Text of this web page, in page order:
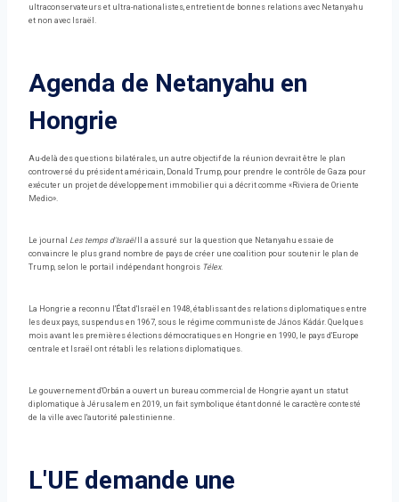
ultraconservateurs et ultra-nationalistes, entretient de bonnes relations avec Netanyahu
et non avec Israël.
Agenda de Netanyahu en
Hongrie
Au-delà des questions bilatérales, un autre objectif de la réunion devrait être le plan
controversé du président américain, Donald Trump, pour prendre le contrôle de Gaza pour
exécuter un projet de développement immobilier qui a décrit comme «Riviera de Oriente
Medio».
Le journal Les temps d'IsraëlIl a assuré sur la question que Netanyahu essaie de
convaincre le plus grand nombre de pays de créer une coalition pour soutenir le plan de
Trump, selon le portail indépendant hongrois Télex.
La Hongrie a reconnu l'État d'Israël en 1948, établissant des relations diplomatiques entre
les deux pays, suspendus en 1967, sous le régime communiste de János Kádár. Quelques
mois avant les premières élections démocratiques en Hongrie en 1990, le pays d'Europe
centrale et Israël ont rétabli les relations diplomatiques.
Le gouvernement d'Orbán a ouvert un bureau commercial de Hongrie ayant un statut
diplomatique à Jérusalem en 2019, un fait symbolique étant donné le caractère contesté
de la ville avec l'autorité palestinienne.
L'UE demande une